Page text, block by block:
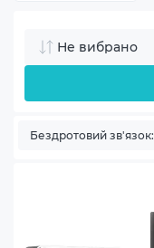
Не вибрано
Бездротовий зв'язок: